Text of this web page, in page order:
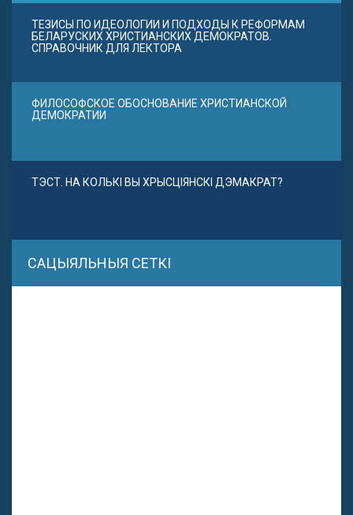
ТЕЗИСЫ ПО ИДЕОЛОГИИ И ПОДХОДЫ К РЕФОРМАМ
БЕЛАРУСКИХ ХРИСТИАНСКИХ ДЕМОКРАТОВ.
СПРАВОЧНИК ДЛЯ ЛЕКТОРА
ФИЛОСОФСКОЕ ОБОСНОВАНИЕ ХРИСТИАНСКОЙ
ДЕМОКРАТИИ
ТЭСТ. НА КОЛЬКІ ВЫ ХРЫСЦІЯНСКІ ДЭМАКРАТ?
САЦЫЯЛЬНЫЯ СЕТКІ